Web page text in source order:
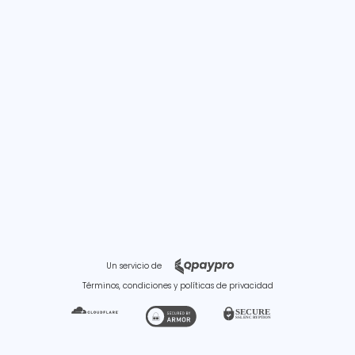
Un servicio de
Términos, condiciones y políticas de privacidad